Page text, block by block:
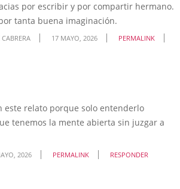
por escribir y por compartir hermano.
tanta buena imaginación.
17 MAYO, 2026
PERMALINK
este relato porque solo entenderlo
tenemos la mente abierta sin juzgar a
2026 PERMALINK RESPONDER